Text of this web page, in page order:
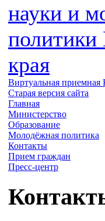
науки и
политики
края
Виртуальная приемная
Старая версия сайта
Главная
Министерство
Образование
Молодёжная политика
Контакты
Прием граждан
Пресс-центр